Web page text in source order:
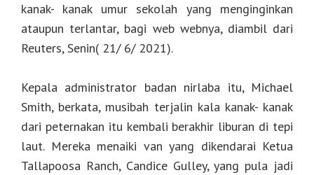
kanak- kanak umur sekolah yang menginginkan
ataupun terlantar, bagi web webnya, diambil dari
Reuters, Senin( 21/ 6/ 2021).
Kepala administrator badan nirlaba itu, Michael
Smith, berkata, musibah terjalin kala kanak- kanak
dari peternakan itu kembali berakhir liburan di tepi
laut. Mereka menaiki van yang dikendarai Ketua
Tallapoosa Ranch, Candice Gulley, yang pula jadi